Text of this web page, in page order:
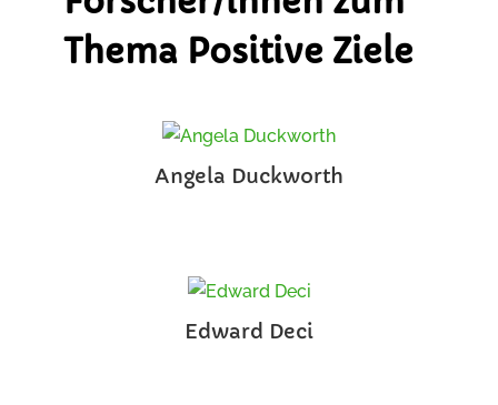
Thema Positive Ziele
Angela Duckworth
Edward Deci